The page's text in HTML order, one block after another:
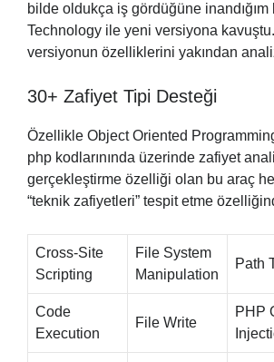
bilde oldukça iş gördüğüne
Technology ile yeni versiyona
versiyonun özelliklerini yakından
30+ Zafiyet Tipi Desteği
Özellikle Object Oriented Programming
php kodlarınında üzerinde zafiyet
gerçekleştirme özelliği olan bu araç
“teknik zafiyetleri” tespit etme
Cross-Site
Scripting
File System
Manipulation
Path
Code
Execution
File Write
PHP